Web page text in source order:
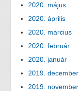
2020. május
2020. április
2020. március
2020. február
2020. január
2019. december
2019. november